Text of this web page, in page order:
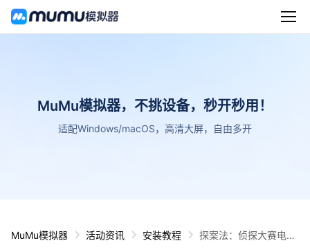
MuMu模拟器，不挑设备，秒开秒用！
适配Windows/macOS，高清大屏，自由多开
MuMu模拟器 活动资讯 安装教程
探案法：侦探大赛电脑